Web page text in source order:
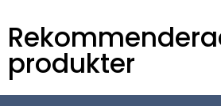
produkter